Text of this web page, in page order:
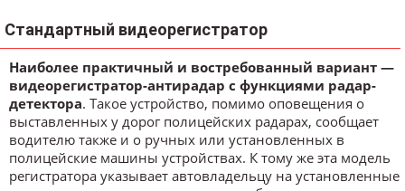
Стандартный видеорегистратор
Наиболее практичный и востребованный вариант —
видеорегистратор-антирадар с функциями радар-
детектора. Такое устройство, помимо оповещения о
выставленных у дорог полицейских радарах, сообщает
водителю также и о ручных или установленных в
полицейские машины устройствах. К тому же эта модель
регистратора указывает автовладельцу на установленные